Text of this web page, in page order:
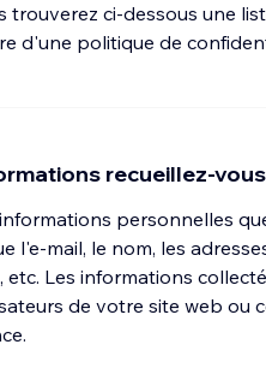
trouverez ci-dessous une
d'une politique de
recueillez-
personnelles
l'e-mail, le nom, les
etc. Les informations
de votre site web ou